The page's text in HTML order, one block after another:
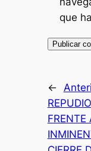
que
←
REPUDIO
FRENTE